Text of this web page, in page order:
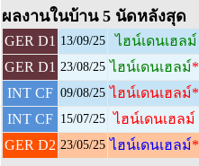
ผลงานในบ้าน 5 นัดหลังสุด
GER D1 13/09/25 ไฮน์เดนเฮลม์
GER D1 23/08/25 ไฮน์เดนเฮลม์*
INT CF 09/08/25 ไฮน์เดนเฮลม์*
INT CF 15/07/25 ไฮน์เดนเฮลม์
GER D2 23/05/25 ไฮน์เดนเฮลม์*